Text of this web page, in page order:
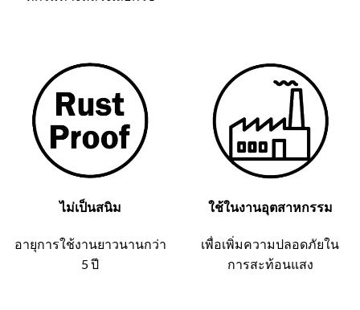
ไม่เป็นสนิม
อายุการใช้งานยาวนานกว่า
5 ปี
ใช้ในงานอุตสาหกรรม
เพื่อเพิ่มความปลอดภัยใน
การสะท้อนแสง